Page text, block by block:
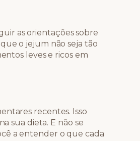
as orientações sobre
o jejum não seja tão
leves e ricos em
recentes. Isso
sua dieta. E não se
a entender o que cada